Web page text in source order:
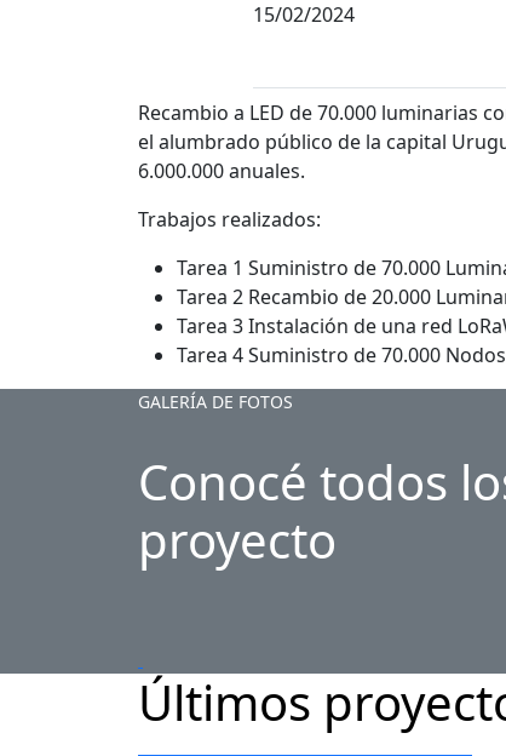
15/02/2024
Recambio a LED de 70.000 luminarias
el alumbrado público de la capital
6.000.000 anuales.
Trabajos realizados:
Tarea 1 Suministro de 70.000
Tarea 2 Recambio de 20.000
Tarea 3 Instalación de una red
Tarea 4 Suministro de 70.000
GALERÍA DE FOTOS
Conocé todos
proyecto
Últimos